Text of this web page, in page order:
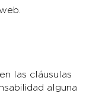
las cláusulas
alguna